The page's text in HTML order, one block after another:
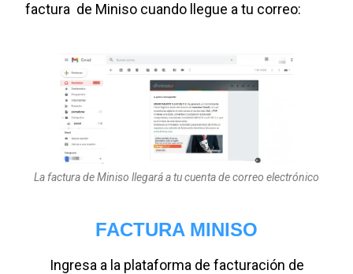
factura de Miniso cuando llegue a tu correo:
La factura de Miniso llegará a tu cuenta de correo electrónico
FACTURA MINISO
Ingresa a la plataforma de facturación de